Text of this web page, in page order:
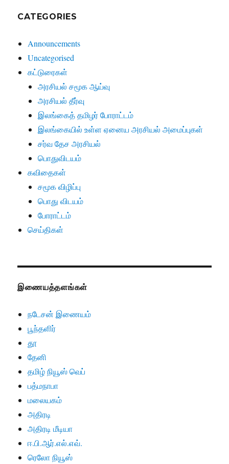
CATEGORIES
Announcements
Uncategorised
கட்டுரைகள்
அரசியல் சமூக ஆய்வு
அரசியல் தீர்வு
இலங்கைத் தமிழர் போராட்டம்
இலங்கையில் உள்ள ஏனைய அரசியல் அமைப்புகள்
சர்வ தேச அரசியல்
பொதுவிடயம்
கவிதைகள்
சமூக விழிப்பு
பொது விடயம்
போராட்டம்
செய்திகள்
இணையத்தளங்கள்
நடேசன் இணையம்
பூந்தளிர்
தூ
தேனி
தமிழ் நியூஸ் வெப்
பத்மநாபா
மலையகம்
அதிரடி
அதிரடி மீடியா
ஈ.பி.ஆர்.எல்.எவ்.
ரெலோ நியூஸ்